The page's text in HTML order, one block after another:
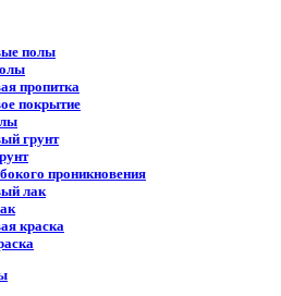
полы
пропитка
покрытие
грунт
проникновения
лак
краска